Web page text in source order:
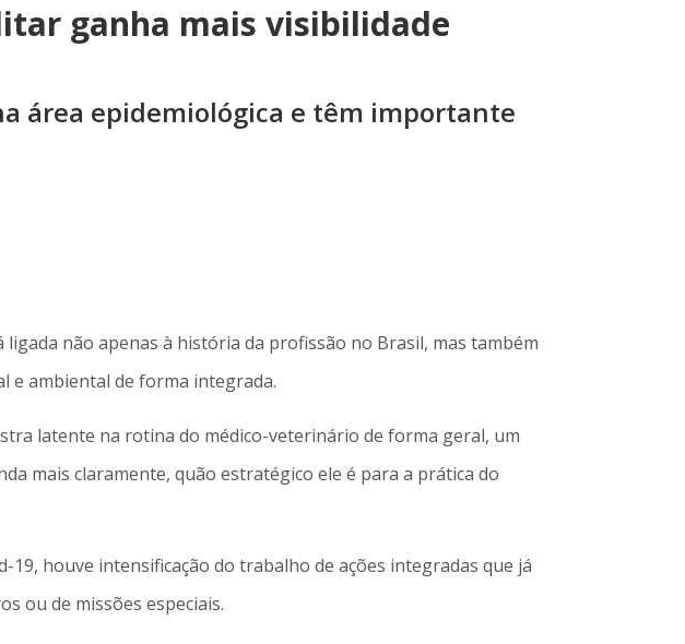
ganha mais visibilidade
área epidemiológica e têm importante
não apenas à história da profissão no Brasil, mas também
e ambiental de forma integrada.
latente na rotina do médico-veterinário de forma geral, um
mais claramente, quão estratégico ele é para a prática do
19, houve intensificação do trabalho de ações integradas que já
ou de missões especiais.